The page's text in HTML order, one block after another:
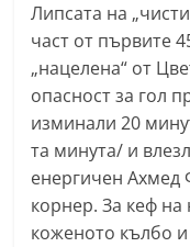
a
k
-
b
g
.
i
Липсата на
част от първите
„нацелена“ от
опасност за гол
изминали 20
та минута/ и
енергичен Ахмед
корнер. За кеф на
коженото кълбо и